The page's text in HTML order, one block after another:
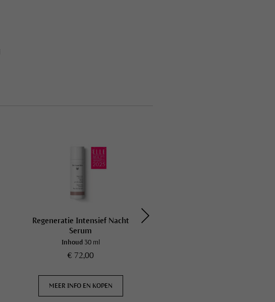
Regeneratie Intensief Nacht
Serum
Inhoud 30 ml
€ 72,00
MEER INFO EN KOPEN